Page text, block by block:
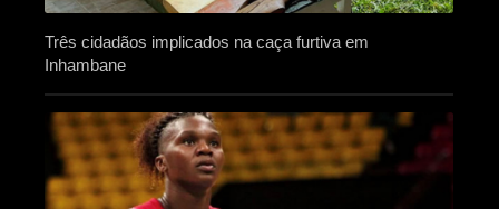
Três cidadãos implicados na caça furtiva em
Inhambane